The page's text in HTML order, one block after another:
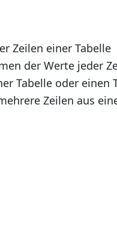
Zeilen einer Tabelle
der Werte jeder
Tabelle oder einen
Zeilen aus